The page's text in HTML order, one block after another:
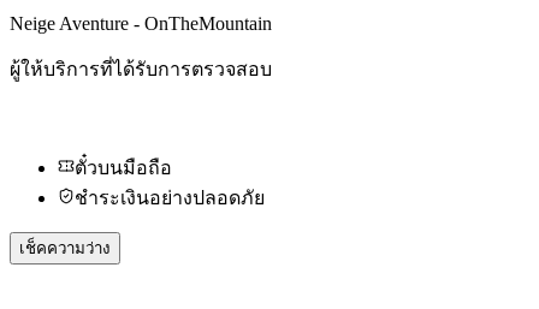
Neige Aventure - OnTheMountain
ผู้ให้บริการที่ได้รับการตรวจสอบ
ตั๋วบนมือถือ
ชำระเงินอย่างปลอดภัย
เช็คความว่าง